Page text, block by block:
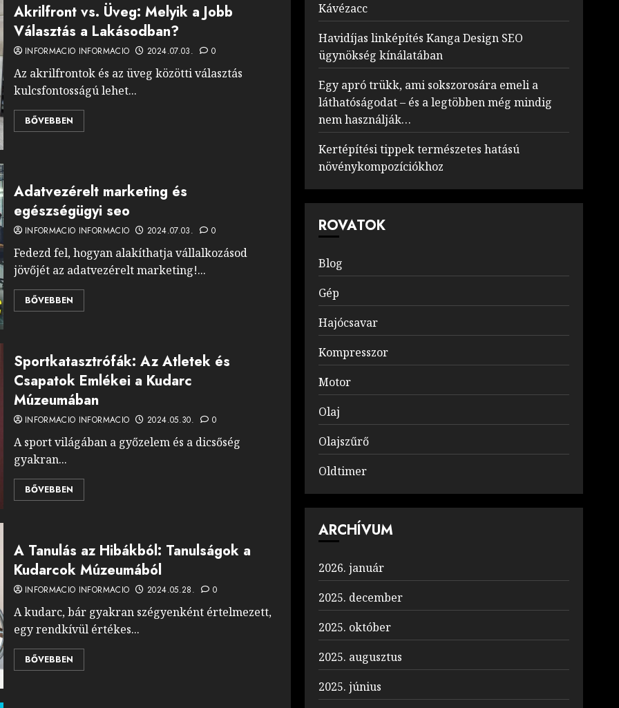
Akrilfront vs. Üveg: Melyik a Jobb
Választás a Lakásodban?
INFORMACIO INFORMACIO 2024.07.03. 0
Az akrilfrontok és az üveg közötti választás
kulcsfontosságú lehet...
BŐVEBBEN
Adatvezérelt marketing és
egészségügyi seo
INFORMACIO INFORMACIO 2024.07.03. 0
Fedezd fel, hogyan alakíthatja vállalkozásod
jövőjét az adatvezérelt marketing!...
BŐVEBBEN
Sportkatasztrófák: Az Atletek és
Csapatok Emlékei a Kudarc
Múzeumában
INFORMACIO INFORMACIO 2024.05.30. 0
A sport világában a győzelem és a dicsőség
gyakran...
BŐVEBBEN
A Tanulás az Hibákból: Tanulságok a
Kudarcok Múzeumából
INFORMACIO INFORMACIO 2024.05.28. 0
A kudarc, bár gyakran szégyenként értelmezett,
egy rendkívül értékes...
BŐVEBBEN
Kávézacc
Havidíjas linképítés Kanga Design SEO
ügynökség kínálatában
Egy apró trükk, ami sokszorosára emeli a
láthatóságodat – és a legtöbben még mindig
nem használják…
Kertépítési tippek természetes hatású
növénykompozíciókhoz
ROVATOK
Blog
Gép
Hajócsavar
Kompresszor
Motor
Olaj
Olajszűrő
Oldtimer
ARCHÍVUM
2026. január
2025. december
2025. október
2025. augusztus
2025. június